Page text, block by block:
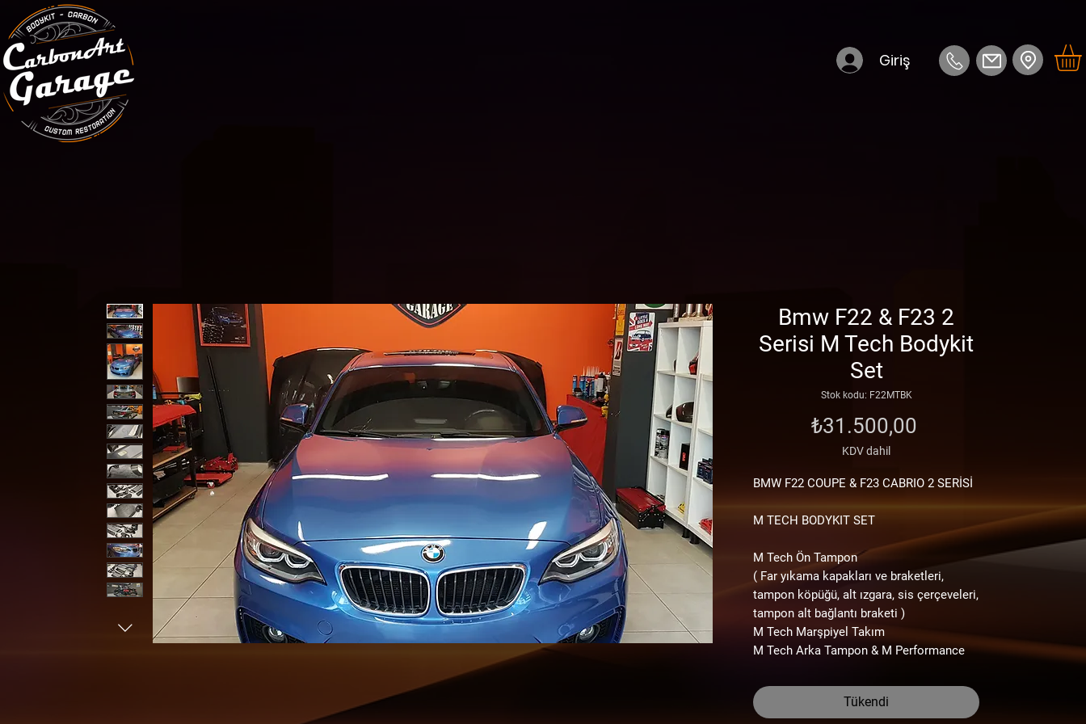
Giriş
Bmw F22 & F23 2
Serisi M Tech Bodykit
Set
Stok kodu: F22MTBK
₺31.500,00
KDV dahil
BMW F22 COUPE & F23 CABRIO 2 SERİSİ
M TECH BODYKIT SET
M Tech Ön Tampon
( Far yıkama kapakları ve braketleri,
tampon köpüğü, alt ızgara, sis çerçeveleri,
tampon alt bağlantı braketi )
M Tech Marşpiyel Takım
M Tech Arka Tampon & M Performance
( Reflektörler, tampon braketleri, çeki
demir kapağı, sensör braketleri )
Tükendi